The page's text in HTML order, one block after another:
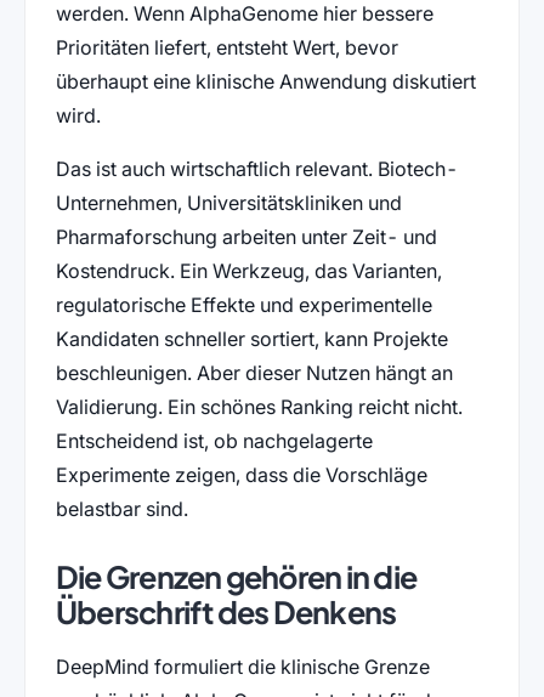
werden. Wenn AlphaGenome hier bessere
Prioritäten liefert, entsteht Wert, bevor
überhaupt eine klinische Anwendung diskutiert
wird.
Das ist auch wirtschaftlich relevant. Biotech-
Unternehmen, Universitätskliniken und
Pharmaforschung arbeiten unter Zeit- und
Kostendruck. Ein Werkzeug, das Varianten,
regulatorische Effekte und experimentelle
Kandidaten schneller sortiert, kann Projekte
beschleunigen. Aber dieser Nutzen hängt an
Validierung. Ein schönes Ranking reicht nicht.
Entscheidend ist, ob nachgelagerte
Experimente zeigen, dass die Vorschläge
belastbar sind.
Die Grenzen gehören in die
Überschrift des Denkens
DeepMind formuliert die klinische Grenze